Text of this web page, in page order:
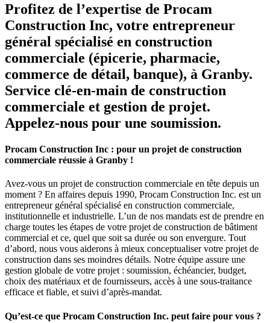
Profitez de l’expertise de Procam
Construction Inc, votre entrepreneur
général spécialisé en construction
commerciale (épicerie, pharmacie,
commerce de détail, banque), à Granby.
Service clé-en-main de construction
commerciale et gestion de projet.
Appelez-nous pour une soumission.
Procam Construction Inc : pour un projet de construction
commerciale réussie à Granby !
Avez-vous un projet de construction commerciale en tête depuis un
moment ? En affaires depuis 1990, Procam Construction Inc. est un
entrepreneur général spécialisé en construction commerciale,
institutionnelle et industrielle. L’un de nos mandats est de prendre en
charge toutes les étapes de votre projet de construction de bâtiment
commercial et ce, quel que soit sa durée ou son envergure. Tout
d’abord, nous vous aiderons à mieux conceptualiser votre projet de
construction dans ses moindres détails. Notre équipe assure une
gestion globale de votre projet : soumission, échéancier, budget,
choix des matériaux et de fournisseurs, accès à une sous-traitance
efficace et fiable, et suivi d’après-mandat.
Qu’est-ce que Procam Construction Inc. peut faire pour vous ?